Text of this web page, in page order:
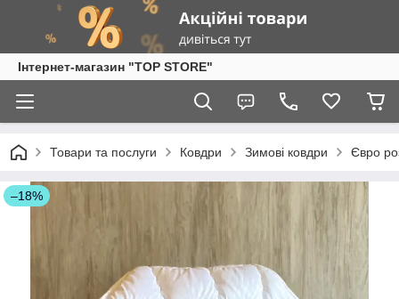
Інтернет-магазин "TOP STORE"
Товари та послуги Ковдри Зимові ковдри Євро
–18%